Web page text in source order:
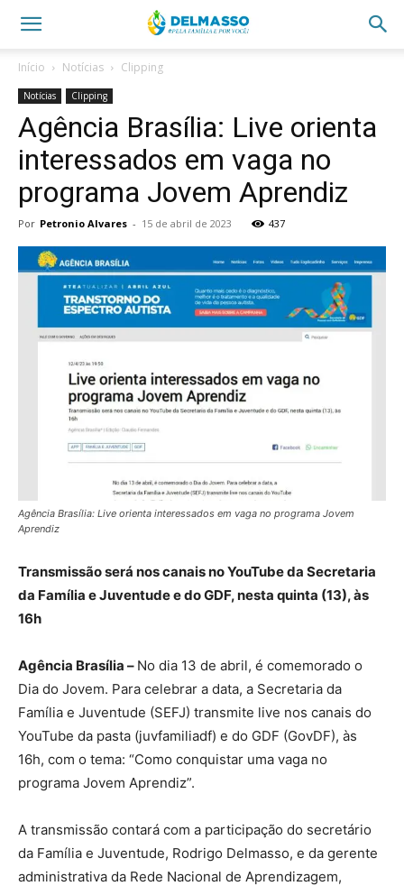
Início Notícias Clipping
Notícias Clipping
Agência Brasília: Live orienta
interessados em vaga no
programa Jovem Aprendiz
Por Petronio Alvares - 15 de abril de 2023 437
Agência Brasília: Live orienta interessados em vaga no programa Jovem
Aprendiz
Transmissão será nos canais no YouTube da Secretaria
da Família e Juventude e do GDF, nesta quinta (13), às
16h
Agência Brasília – No dia 13 de abril, é comemorado o
Dia do Jovem. Para celebrar a data, a Secretaria da
Família e Juventude (SEFJ) transmite live nos canais do
YouTube da pasta (juvfamiliadf) e do GDF (GovDF), às
16h, com o tema: “Como conquistar uma vaga no
programa Jovem Aprendiz”.
A transmissão contará com a participação do secretário
da Família e Juventude, Rodrigo Delmasso, e da gerente
administrativa da Rede Nacional de Aprendizagem,